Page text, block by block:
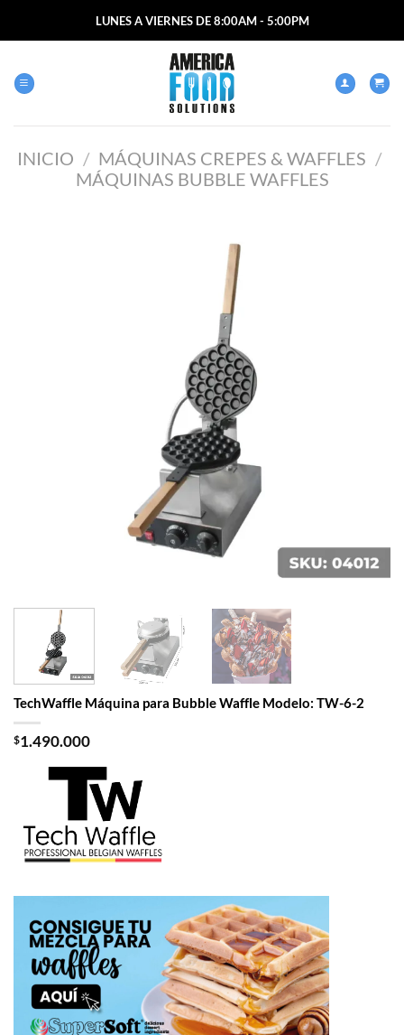
LUNES A VIERNES DE 8:00AM - 5:00PM
INICIO / MÁQUINAS CREPES & WAFFLES /
MÁQUINAS BUBBLE WAFFLES
TechWaffle Máquina para Bubble Waffle Modelo: TW-6-2
$1.490.000